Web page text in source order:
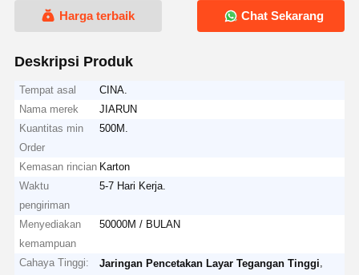
Harga terbaik Chat Sekarang
Deskripsi Produk
Tempat asal
CINA.
Nama merek
JIARUN
Kuantitas min
Order
500M.
Kemasan rincian Karton
Waktu
pengiriman
5-7 Hari Kerja.
Menyediakan
kemampuan
50000M / BULAN
Cahaya Tinggi: Jaringan Pencetakan Layar Tegangan Tinggi